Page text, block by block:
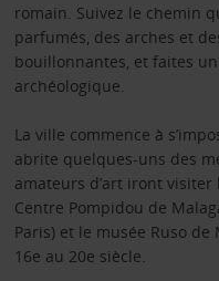
romain. Suivez le chemin
parfumés, des arches et
bouillonnantes, et faites
archéologique.
La ville commence à
abrite quelques-uns des
amateurs d’art iront visiter
Centre Pompidou de
Paris) et le musée Ruso de
16e au 20e siècle.